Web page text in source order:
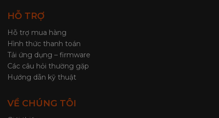
HỖ TRỢ
Hỗ trợ mua hàng
Hình thức thanh toán
Tải ứng dụng – firmware
Các câu hỏi thường gặp
Hướng dẫn kỹ thuật
VỀ CHÚNG TÔI